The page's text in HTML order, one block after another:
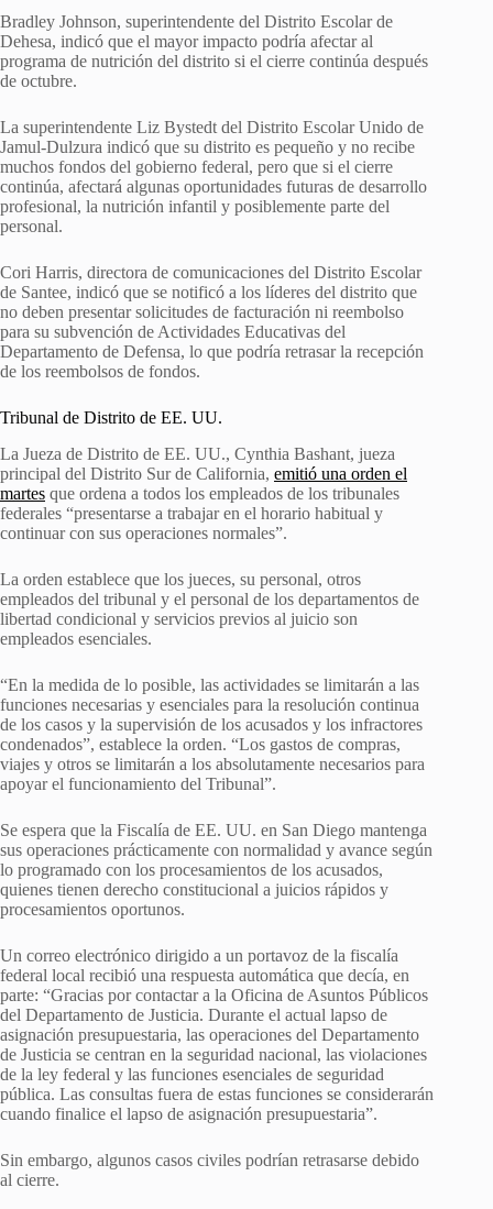
Bradley Johnson, superintendente del Distrito Escolar de
Dehesa, indicó que el mayor impacto podría afectar al
programa de nutrición del distrito si el cierre continúa después
de octubre.
La superintendente Liz Bystedt del Distrito Escolar Unido de
Jamul-Dulzura indicó que su distrito es pequeño y no recibe
muchos fondos del gobierno federal, pero que si el cierre
continúa, afectará algunas oportunidades futuras de desarrollo
profesional, la nutrición infantil y posiblemente parte del
personal.
Cori Harris, directora de comunicaciones del Distrito Escolar
de Santee, indicó que se notificó a los líderes del distrito que
no deben presentar solicitudes de facturación ni reembolso
para su subvención de Actividades Educativas del
Departamento de Defensa, lo que podría retrasar la recepción
de los reembolsos de fondos.
Tribunal de Distrito de EE. UU.
La Jueza de Distrito de EE. UU., Cynthia Bashant, jueza
principal del Distrito Sur de California, emitió una orden el
martes que ordena a todos los empleados de los tribunales
federales “presentarse a trabajar en el horario habitual y
continuar con sus operaciones normales”.
La orden establece que los jueces, su personal, otros
empleados del tribunal y el personal de los departamentos de
libertad condicional y servicios previos al juicio son
empleados esenciales.
“En la medida de lo posible, las actividades se limitarán a las
funciones necesarias y esenciales para la resolución continua
de los casos y la supervisión de los acusados ​​y los infractores
condenados”, establece la orden. “Los gastos de compras,
viajes y otros se limitarán a los absolutamente necesarios para
apoyar el funcionamiento del Tribunal”.
Se espera que la Fiscalía de EE. UU. en San Diego mantenga
sus operaciones prácticamente con normalidad y avance según
lo programado con los procesamientos de los acusados,
quienes tienen derecho constitucional a juicios rápidos y
procesamientos oportunos.
Un correo electrónico dirigido a un portavoz de la fiscalía
federal local recibió una respuesta automática que decía, en
parte: “Gracias por contactar a la Oficina de Asuntos Públicos
del Departamento de Justicia. Durante el actual lapso de
asignación presupuestaria, las operaciones del Departamento
de Justicia se centran en la seguridad nacional, las violaciones
de la ley federal y las funciones esenciales de seguridad
pública. Las consultas fuera de estas funciones se considerarán
cuando finalice el lapso de asignación presupuestaria”.
Sin embargo, algunos casos civiles podrían retrasarse debido
al cierre.